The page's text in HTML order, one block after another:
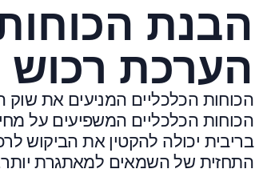
הבנת
הערכת רכוש
הכוחות הכלכליים המניעים את
הכוחות הכלכליים המשפיעים על
בריבית יכולה להקטין את הביקוש
התחזית של השמאים למאתגרת